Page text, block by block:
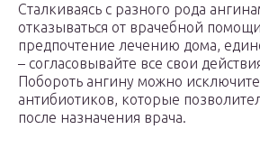
Сталкиваясь с разного рода
отказываться от врачебной
предпочтение лечению дома,
– согласовывайте все свои
Побороть ангину можно
антибиотиков, которые
после назначения врача.